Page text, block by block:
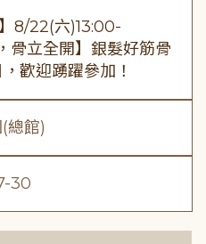
8/22(六)13:00-
骨立全開】銀髮好筋骨
歡迎踴躍參加！
總館)
30